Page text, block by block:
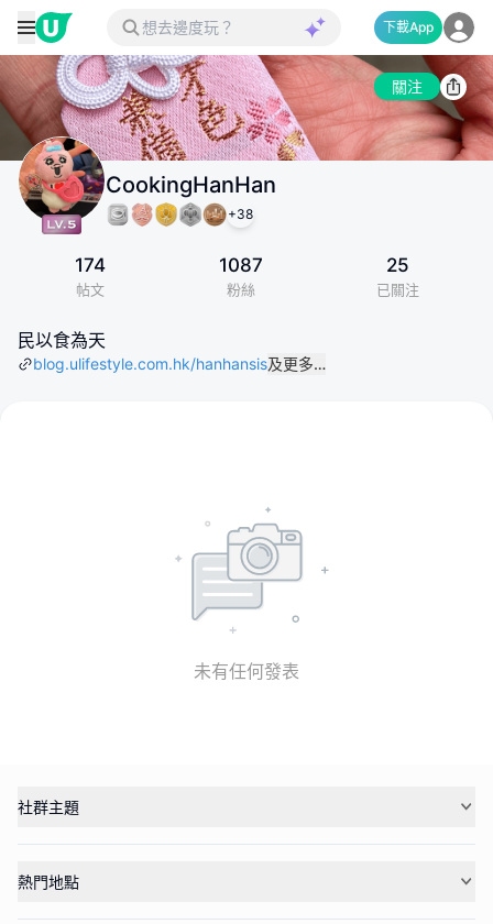
下載App
關注
CookingHanHan
+38
174
帖文
1087
粉絲
25
已關注
民以食為天
blog.ulifestyle.com.hk/hanhansis及更多…
未有任何發表
社群主題
熱門地點